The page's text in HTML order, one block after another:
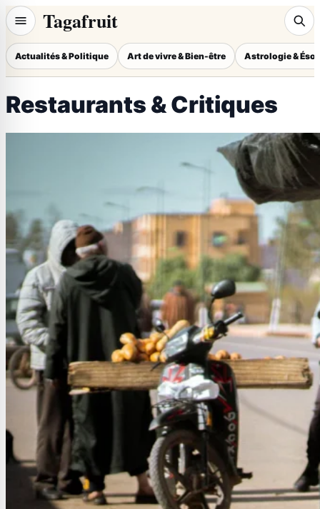
Tagafruit
Actualités & Politique Art de vivre & Bien-être Astrologie &
Restaurants & Critiques